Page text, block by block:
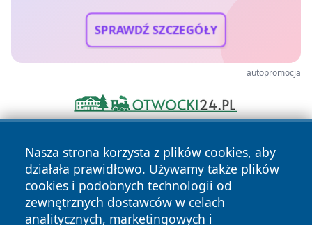
SPRAWDŹ SZCZEGÓŁY
autopromocja
Nasza strona korzysta z plików cookies, aby
działała prawidłowo. Używamy także plików
cookies i podobnych technologii od
zewnętrznych dostawców w celach
analitycznych, marketingowych i